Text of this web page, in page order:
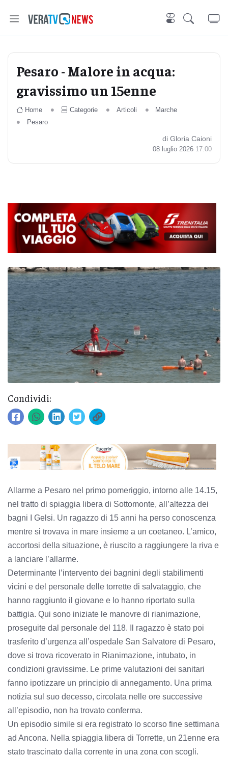
Pesaro - Malore in acqua:
gravissimo un 15enne
Home Categorie Articoli
Marche
Pesaro
di Gloria Caioni
08 luglio 2026 17:00
Condividi:
Allarme a Pesaro nel primo pomeriggio, intorno alle 14.15,
nel tratto di spiaggia libera di Sottomonte, all’altezza dei
bagni I Gelsi. Un ragazzo di 15 anni ha perso conoscenza
mentre si trovava in mare insieme a un coetaneo. L’amico,
accortosi della situazione, è riuscito a raggiungere la riva e
a lanciare l’allarme.
Determinante l’intervento dei bagnini degli stabilimenti
vicini e del personale delle torrette di salvataggio, che
hanno raggiunto il giovane e lo hanno riportato sulla
battigia. Qui sono iniziate le manovre di rianimazione,
proseguite dal personale del 118. Il ragazzo è stato poi
trasferito d’urgenza all’ospedale San Salvatore di Pesaro,
dove si trova ricoverato in Rianimazione, intubato, in
condizioni gravissime. Le prime valutazioni dei sanitari
fanno ipotizzare un principio di annegamento. Una prima
notizia sul suo decesso, circolata nelle ore successive
all’episodio, non ha trovato conferma.
Un episodio simile si era registrato lo scorso fine settimana
ad Ancona. Nella spiaggia libera di Torrette, un 21enne era
stato trascinato dalla corrente in una zona con scogli.